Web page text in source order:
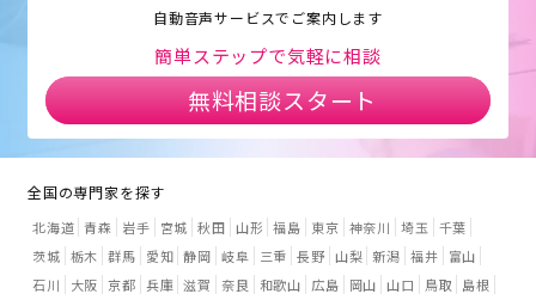
自動音声サービスでご案内します
簡単ステップで気軽に相談
無料相談スタート
全国の専門家を探す
北海道 青森 岩手 宮城 秋田 山形 福島 東京 神奈川 埼玉 千葉
茨城 栃木 群馬 愛知 静岡 岐阜 三重 長野 山梨 新潟 福井
富山
石川
大阪 京都 兵庫 滋賀 奈良 和歌山 広島 岡山 山口 鳥取
島根